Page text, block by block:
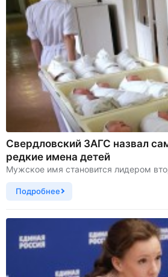
Свердловский ЗАГС назвал
редкие имена детей
Мужское имя становится лидером
Подробнее